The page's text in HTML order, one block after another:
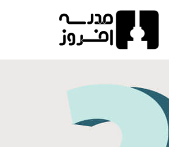
Skip
Content